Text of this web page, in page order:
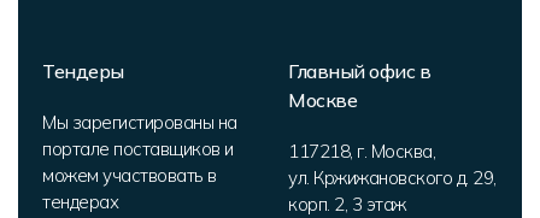
Тендеры
Мы зарегистированы на
портале поставщиков и
можем участвовать в
тендерах
Главный офис в
Москве
117218, г. Москва,
ул. Кржижановского д. 29,
корп. 2, 3 этаж